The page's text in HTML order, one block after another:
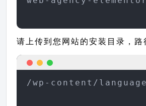
请上传到您网站的安装目录，路
/wp-content/